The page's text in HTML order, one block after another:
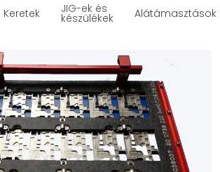
Keretek JIG-ek és
készülékek Alátámasztások